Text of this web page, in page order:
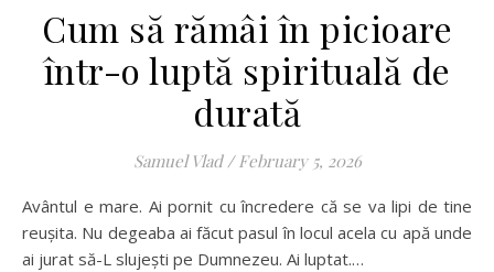
Cum să rămâi în picioare
într-o luptă spirituală de
durată
Samuel Vlad / February 5, 2026
Avântul e mare. Ai pornit cu încredere că se va lipi de tine
reușita. Nu degeaba ai făcut pasul în locul acela cu apă unde
ai jurat să-L slujești pe Dumnezeu. Ai luptat.…